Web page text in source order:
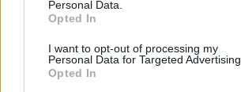
Personal Data.
Opted In
I want to opt-out of processing my
Personal Data for Targeted Advertising.
Opted In
Magyarország